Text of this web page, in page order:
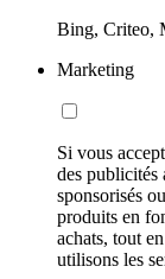
Bing, Criteo,
Marketing
Si vous
des publicités
sponsorisés
produits en
achats, tout
utilisons les